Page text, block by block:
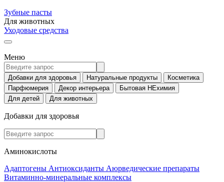
Зубные пасты
Для животных
Уходовые средства
Меню
Добавки для здоровья Натуральные продукты
Косметика
Парфюмерия
Декор интерьера
Бытовая НЕхимия
Для детей
Для животных
Добавки для здоровья
Аминокислоты
Адаптогены Антиоксиданты Аюрведические препараты
Витаминно-минеральные комплексы